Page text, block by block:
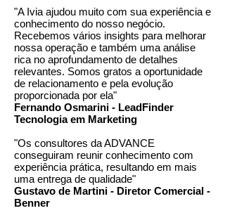
"A Ivia ajudou muito com sua experiência e
conhecimento do nosso negócio.
Recebemos vários insights para melhorar
nossa operação e também uma análise
rica no aprofundamento de detalhes
relevantes. Somos gratos a oportunidade
de relacionamento e pela evolução
proporcionada por ela"
Fernando Osmarini - LeadFinder
Tecnologia em Marketing
"Os consultores da ADVANCE
conseguiram reunir conhecimento com
experiência prática, resultando em mais
uma entrega de qualidade"
Gustavo de Martini - Diretor Comercial -
Benner